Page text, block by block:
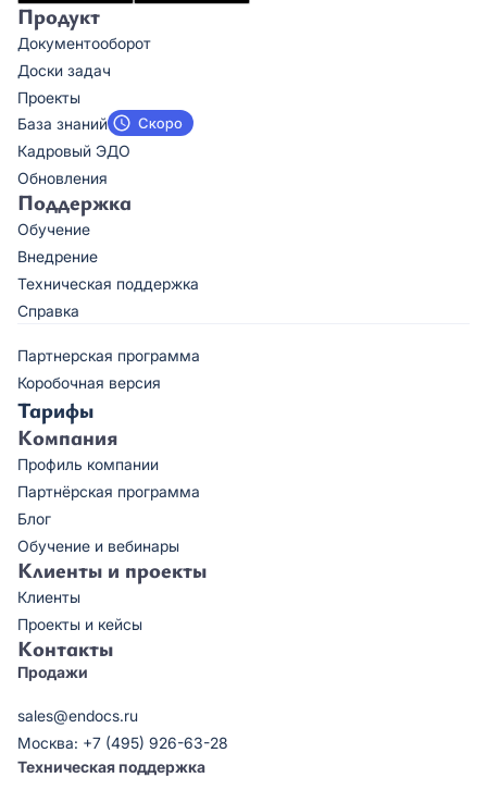
Продукт
Документооборот
Доски задач
Проекты
База знаний
Кадровый ЭДО
Обновления
Поддержка
Обучение
Внедрение
Техническая поддержка
Справка
Партнерская программа
Коробочная версия
Тарифы
Компания
Профиль компании
Партнёрская программа
Блог
Обучение и вебинары
Клиенты и проекты
Клиенты
Проекты и кейсы
Контакты
Продажи
sales@endocs.ru
Москва: +7 (495) 926-63-28
Техническая поддержка